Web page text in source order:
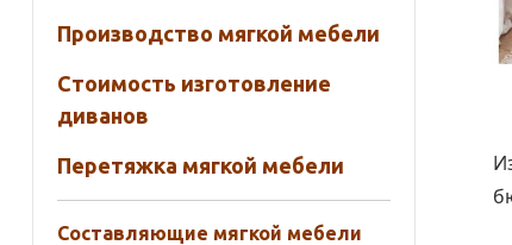
Производство мягкой мебели
Стоимость изготовление
диванов
Перетяжка мягкой мебели
Составляющие мягкой мебели